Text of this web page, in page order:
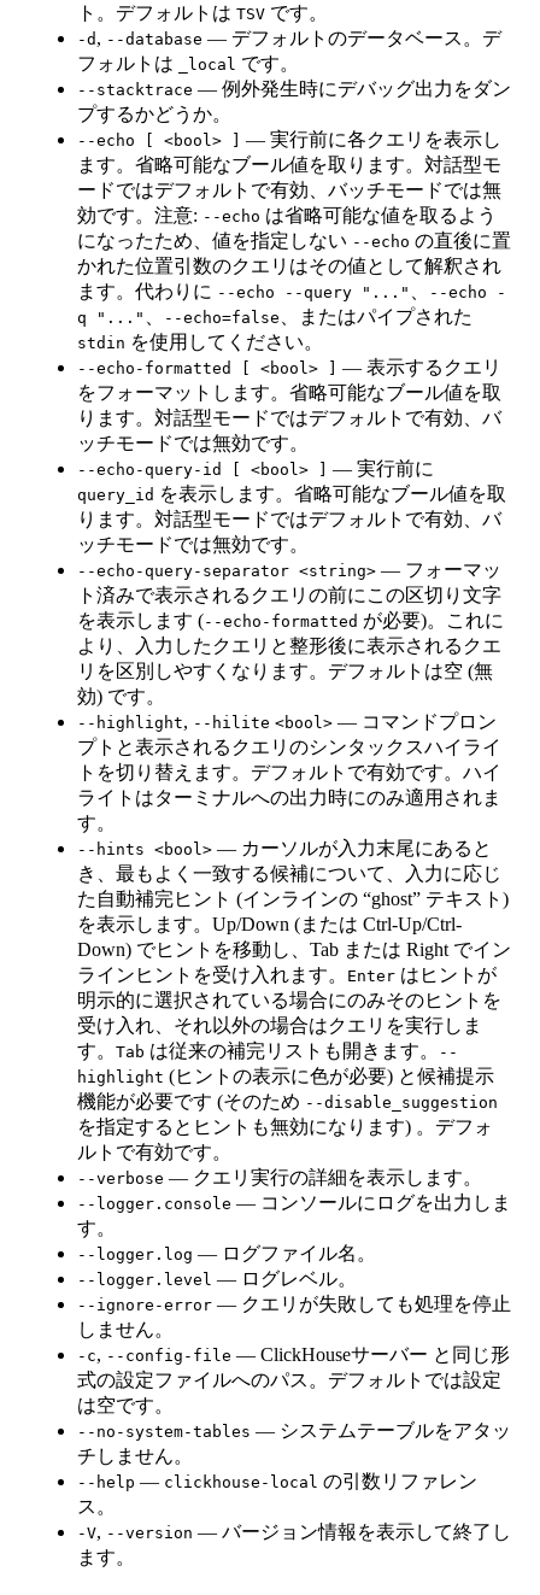
ト。デフォルトは TSV です。
-d , --database — デフォルトのデータベース。デ
フォルトは
_local です。
--stacktrace — 例外発生時にデバッグ出力をダン
プするかどうか。
--echo [ <bool> ]
— 実行前に各クエリを表示し
ます。省略可能なブール値を取ります。対話型モ
ードではデフォルトで有効、バッチモードでは無
効です。注意: --echo は省略可能な値を取るよう
になったため、値を指定しない --echo の直後に置
かれた位置引数のクエリはその値として解釈され
ます。代わりに --echo --query "..."
--echo -
q "..."
--echo=false 、またはパイプされた
stdin を使用してください。
--echo-formatted [ <bool> ]
— 表示するクエリ
をフォーマットします。省略可能なブール値を取
ります。対話型モードではデフォルトで有効、バ
ッチモードでは無効です。
--echo-query-id [ <bool> ] — 実行前に
query_id を表示します。省略可能なブール値を取
ります。対話型モードではデフォルトで有効、バ
ッチモードでは無効です。
--echo-query-separator <string> — フォーマッ
ト済みで表示されるクエリの前にこの区切り文字
を表示します (--echo-formatted が必要)。これに
より、入力したクエリと整形後に表示されるクエ
リを区別しやすくなります。デフォルトは空 (無
効) です。
--highlight, --hilite <bool> — コマンドプロン
プトと表示されるクエリのシンタックスハイライ
トを切り替えます。デフォルトで有効です。ハイ
ライトはターミナルへの出力時にのみ適用されま
す。
--hints <bool> — カーソルが入力末尾にあると
き、最もよく一致する候補について、入力に応じ
た自動補完ヒント (インラインの “ghost” テキスト)
を表示します。Up/Down (または Ctrl-Up/Ctrl-
Down) でヒントを移動し、Tab または Right でイン
ラインヒントを受け入れます。
Enter はヒントが
明示的に選択されている場合にのみそのヒントを
受け入れ、それ以外の場合はクエリを実行しま
す。 Tab は従来の補完リストも開きます。
--
highlight (ヒントの表示に色が必要) と候補提示
機能が必要です (そのため --disable_suggestion
を指定するとヒントも無効になります) 。デフォ
ルトで有効です。
--verbose — クエリ実行の詳細を表示します。
--logger.console — コンソールにログを出力しま
す。
--logger.log — ログファイル名。
--logger.level — ログレベル。
--ignore-error — クエリが失敗しても処理を停止
しません。
-c, --config-file — ClickHouseサーバー と同じ形
式の設定ファイルへのパス。デフォルトでは設定
は空です。
--no-system-tables — システムテーブルをアタッ
チしません。
--help — clickhouse-local の引数リファレン
ス。
-V, --version — バージョン情報を表示して終了し
ます。